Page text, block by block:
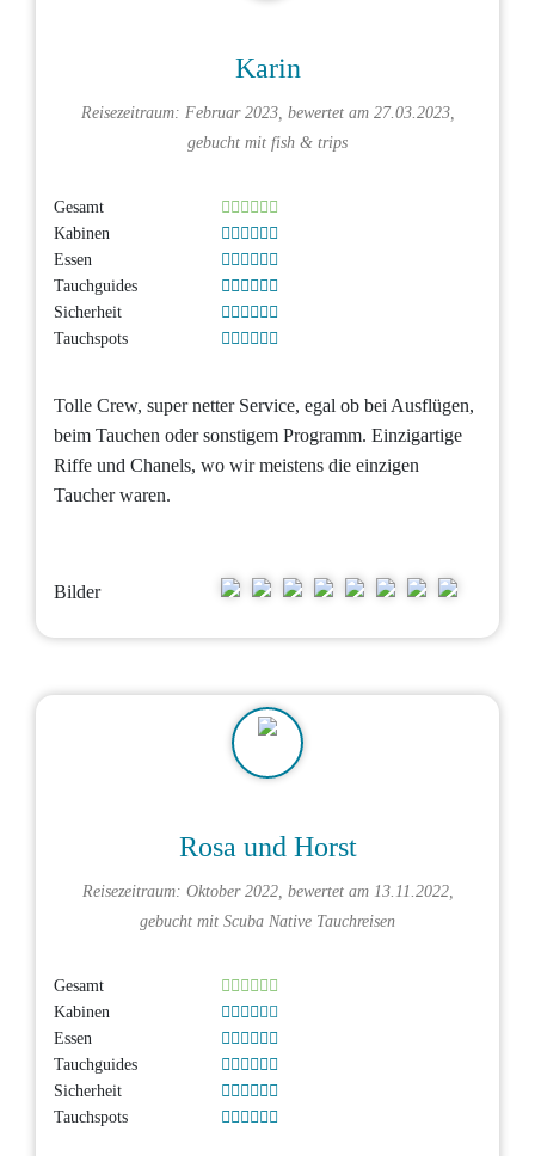
Karin
Reisezeitraum: Februar 2023, bewertet am 27.03.2023,
gebucht mit fish & trips
Gesamt
Kabinen
Essen
Tauchguides
Sicherheit
Tauchspots
Tolle Crew, super netter Service, egal ob bei Ausflügen,
beim Tauchen oder sonstigem Programm. Einzigartige
Riffe und Chanels, wo wir meistens die einzigen
Taucher waren.
Bilder
Rosa und Horst
Reisezeitraum: Oktober 2022, bewertet am 13.11.2022,
gebucht mit Scuba Native Tauchreisen
Gesamt
Kabinen
Essen
Tauchguides
Sicherheit
Tauchspots